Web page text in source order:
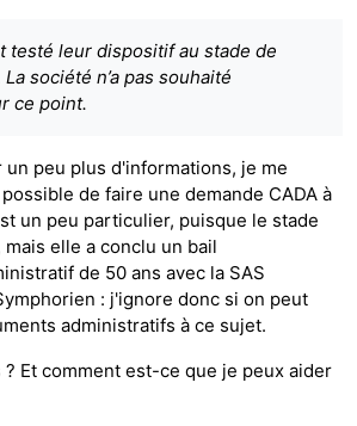
testé leur dispositif au stade de
société n’a pas souhaité
ce point.
un peu plus d'informations, je me
de faire une demande CADA à
un peu particulier, puisque le stade
elle a conclu un bail
de 50 ans avec la SAS
: j'ignore donc si on peut
administratifs à ce sujet.
Et comment est-ce que je peux aider